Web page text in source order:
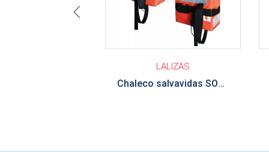
LALIZAS
Chaleco salvavidas SOLAS/MED de espuma plegable compacto niños LALIZAS
Previous